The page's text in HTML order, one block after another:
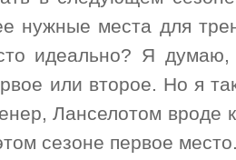
нужные места для
идеально? Я
или второе. Но я
Ланселотом вроде
сезоне первое